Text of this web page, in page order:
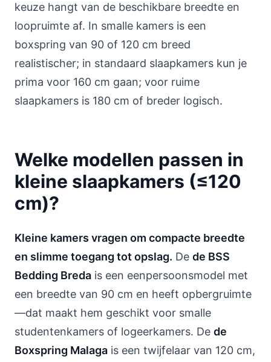
keuze hangt van de beschikbare breedte en
loopruimte af. In smalle kamers is een
boxspring van 90 of 120 cm breed
realistischer; in standaard slaapkamers kun je
prima voor 160 cm gaan; voor ruime
slaapkamers is 180 cm of breder logisch.
Welke modellen passen in
kleine slaapkamers (≤120
cm)?
Kleine kamers vragen om compacte breedte
en slimme toegang tot opslag. De de BSS
Bedding Breda is een eenpersoonsmodel met
een breedte van 90 cm en heeft opbergruimte
—dat maakt hem geschikt voor smalle
studentenkamers of logeerkamers. De de
Boxspring Malaga is een twijfelaar van 120 cm,